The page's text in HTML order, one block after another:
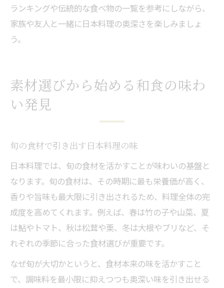
ランキングや伝統的な食べ物の一覧を参考にしながら、
家族や友人と一緒に日本料理の奥深さを楽しみましょ
う。
素材選びから始める和食の味わ
い発見
旬の食材で引き出す日本料理の味
日本料理では、旬の食材を活かすことが味わいの基盤と
なります。旬の食材は、その時期に最も栄養価が高く、
香りや旨味も最大限に引き出されるため、料理全体の完
成度を高めてくれます。例えば、春は竹の子や山菜、夏
は鮎やトマト、秋は松茸や栗、冬は大根やブリなど、そ
れぞれの季節に合った食材選びが重要です。
なぜ旬が大切かというと、食材本来の味を活かすこと
で、調味料を最小限に抑えつつも奥深い味を引き出せる